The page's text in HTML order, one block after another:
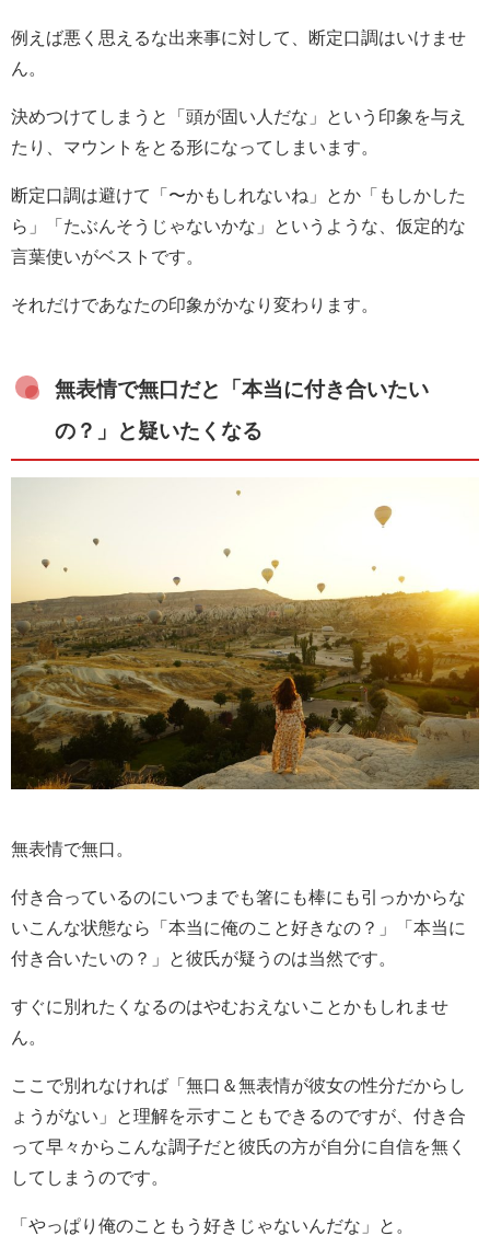
例えば悪く思えるな出来事に対して、断定口調はいけませ
ん。
決めつけてしまうと「頭が固い人だな」という印象を与え
たり、マウントをとる形になってしまいます。
断定口調は避けて「〜かもしれないね」とか「もしかした
ら」「たぶんそうじゃないかな」というような、仮定的な
言葉使いがベストです。
それだけであなたの印象がかなり変わります。
無表情で無口だと「本当に付き合いたい
の？」と疑いたくなる
無表情で無口。
付き合っているのにいつまでも箸にも棒にも引っかからな
いこんな状態なら「本当に俺のこと好きなの？」「本当に
付き合いたいの？」と彼氏が疑うのは当然です。
すぐに別れたくなるのはやむおえないことかもしれませ
ん。
ここで別れなければ「無口＆無表情が彼女の性分だからし
ょうがない」と理解を示すこともできるのですが、付き合
って早々からこんな調子だと彼氏の方が自分に自信を無く
してしまうのです。
「やっぱり俺のこともう好きじゃないんだな」と。